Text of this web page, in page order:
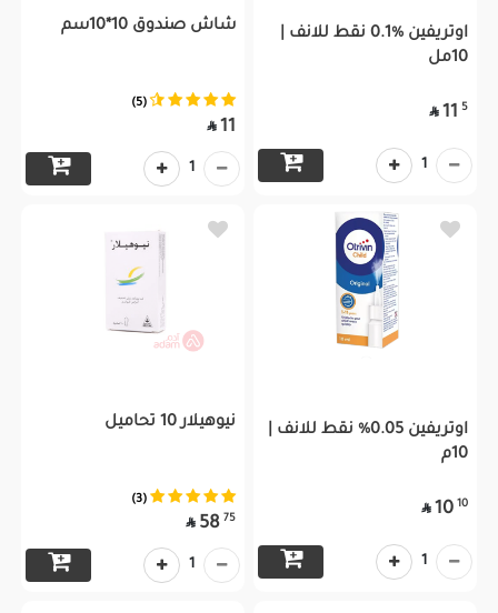
اوتريفين %0.1 نقط للانف |
10مل
5
11

1
شاش صندوق 10*10سم
(5)
11

1
اوتريفين 0.05% نقط للانف |
10م
10
10

1
نيوهيلار 10 تحاميل
(3)
75
58

1